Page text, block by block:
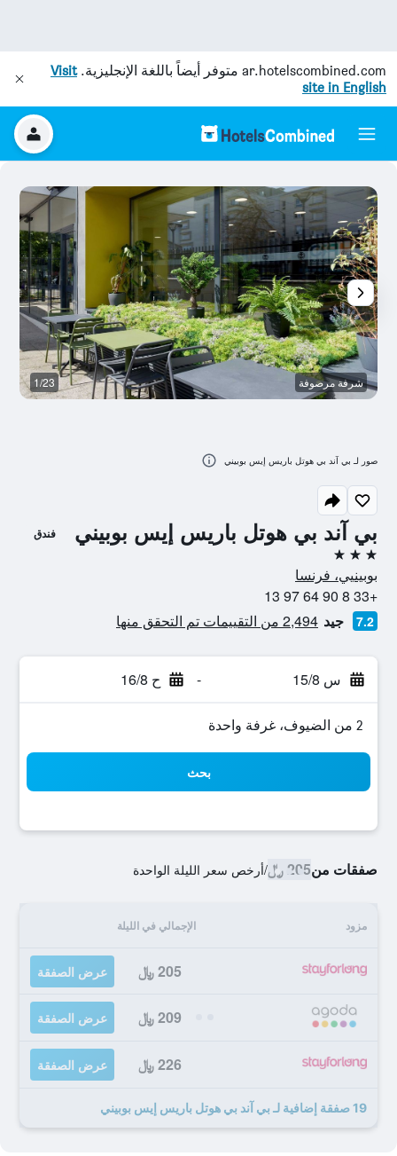
ar.hotelscombined.com متوفر أيضاً باللغة الإنجليزية.Visit
site in English
بي آند بي هوتل باريس إيس بوبيني فندق
3 نجوم
بوبينيي، فرنسا
+33 8 90 64 97 13
7.2 جيد 2,494 من التقييمات تم التحقق منها
س 15/8 - ح 16/8
2 من الضيوف، غرفة واحدة
بحث
صفقات من205 ﷼ /أرخص سعر الليلة الواحدة
مزود الإجمالي في الليلة
205 ﷼ عرض الصفقة
209 ﷼ عرض الصفقة
226 ﷼ عرض الصفقة
19 صفقة إضافية لـ بي آند بي هوتل باريس إيس بوبيني
شرفة مرصوفة 1/23
صور لـ بي آند بي هوتل باريس إيس بوبيني